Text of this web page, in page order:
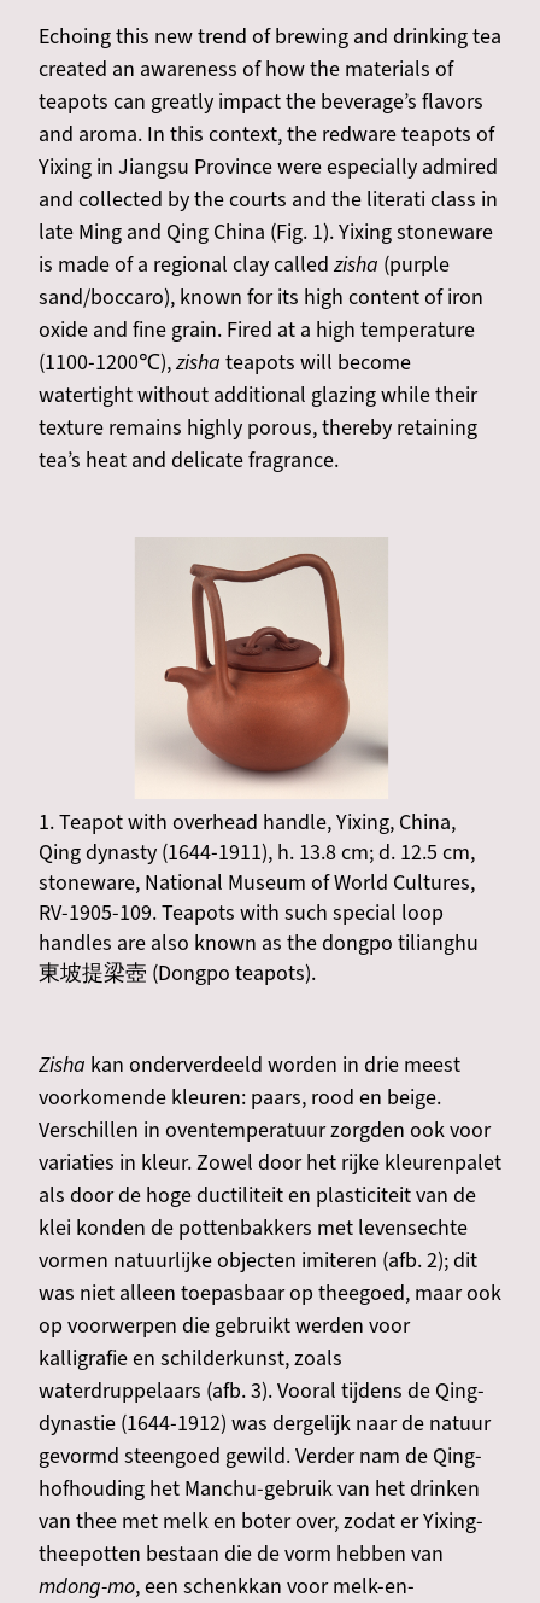
Echoing this new trend of brewing and drinking tea
created an awareness of how the materials of
teapots can greatly impact the beverage’s flavors
and aroma. In this context, the redware teapots of
Yixing in Jiangsu Province were especially admired
and collected by the courts and the literati class in
late Ming and Qing China (Fig. 1). Yixing stoneware
is made of a regional clay called zisha (purple
sand/boccaro), known for its high content of iron
oxide and fine grain. Fired at a high temperature
(1100-1200℃),zisha teapots will become
watertight without additional glazing while their
texture remains highly porous, thereby retaining
tea’s heat and delicate fragrance.
1. Teapot with overhead handle, Yixing, China,
Qing dynasty (1644-1911), h. 13.8 cm; d. 12.5 cm,
stoneware, National Museum of World Cultures,
RV-1905-109. Teapots with such special loop
handles are also known as the dongpo tilianghu
東坡提梁壺 (Dongpo teapots).
Zisha kan onderverdeeld worden in drie meest
voorkomende kleuren: paars, rood en beige.
Verschillen in oventemperatuur zorgden ook voor
variaties in kleur. Zowel door het rijke kleurenpalet
als door de hoge ductiliteit en plasticiteit van de
klei konden de pottenbakkers met levensechte
vormen natuurlijke objecten imiteren (afb. 2); dit
was niet alleen toepasbaar op theegoed, maar ook
op voorwerpen die gebruikt werden voor
kalligrafie en schilderkunst, zoals
waterdruppelaars (afb. 3). Vooral tijdens de Qing-
dynastie (1644-1912) was dergelijk naar de natuur
gevormd steengoed gewild. Verder nam de Qing-
hofhouding het Manchu-gebruik van het drinken
van thee met melk en boter over, zodat er Yixing-
theepotten bestaan die de vorm hebben van
mdong-mo, een schenkkan voor melk-en-